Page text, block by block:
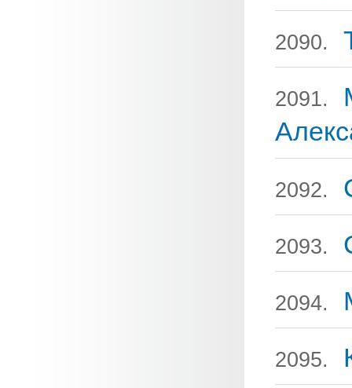
2090.
2091.
2092.
2093.
2094.
2095.